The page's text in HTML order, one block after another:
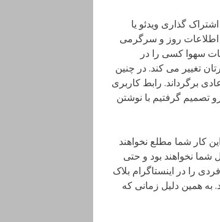
گذاری ویدئو یا
اطلاعات روز و سرگرمی
سهوا کسی را در
تغییر می کند. در چنین
برگرداند. رابط کاربری
تصمیم گرفتیم با نوشتن
این کار شما مطلع نخواهند
نخواهند بود و حتی
را در اینستاگرام بلاک
همین دلیل زمانی که